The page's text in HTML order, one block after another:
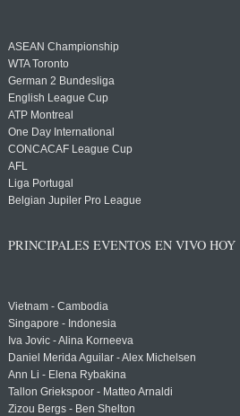
ASEAN Championship
WTA Toronto
German 2 Bundesliga
English League Cup
ATP Montreal
One Day International
CONCACAF League Cup
AFL
Liga Portugal
Belgian Jupiler Pro League
PRINCIPALES EVENTOS EN VIVO HOY
Vietnam - Cambodia
Singapore - Indonesia
Iva Jovic - Alina Korneeva
Daniel Merida Aguilar - Alex Michelsen
Ann Li - Elena Rybakina
Tallon Griekspoor - Matteo Arnaldi
Zizou Bergs - Ben Shelton